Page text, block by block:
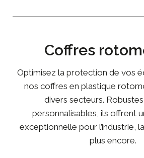
Coffres
Optimisez la protection de vos
nos coffres en plastique
divers secteurs.
personnalisables, ils offrent
exceptionnelle pour l’industrie,
plus encore.